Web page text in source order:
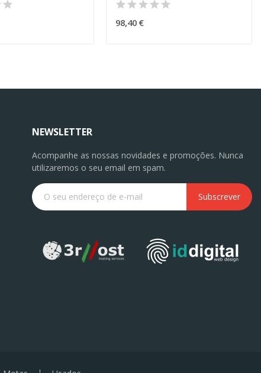
98,40 €
NEWSLETTER
Acompanhe as nossas novidades e promoções. Nunca
utilizaremos o seu email em spam.
Subscrever